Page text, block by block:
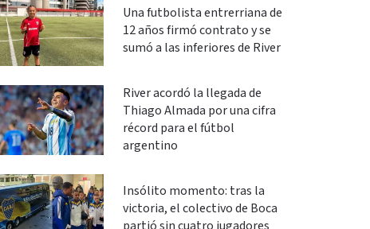
Una futbolista entrerriana de
12 años firmó contrato y se
sumó a las inferiores de River
River acordó la llegada de
Thiago Almada por una cifra
récord para el fútbol
argentino
Insólito momento: tras la
victoria, el colectivo de Boca